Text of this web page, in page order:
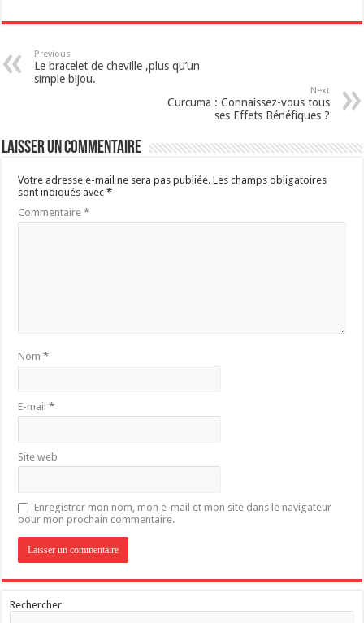
Previous
Le bracelet de cheville ,plus qu’un
simple bijou.
Next
Curcuma : Connaissez-vous tous
ses Effets Bénéfiques ?
Laisser un commentaire
Votre adresse e-mail ne sera pas publiée. Les champs obligatoires
sont indiqués avec*
Commentaire*
Nom*
E-mail*
Site web
Enregistrer mon nom, mon e-mail et mon site dans le navigateur
pour mon prochain commentaire.
Rechercher